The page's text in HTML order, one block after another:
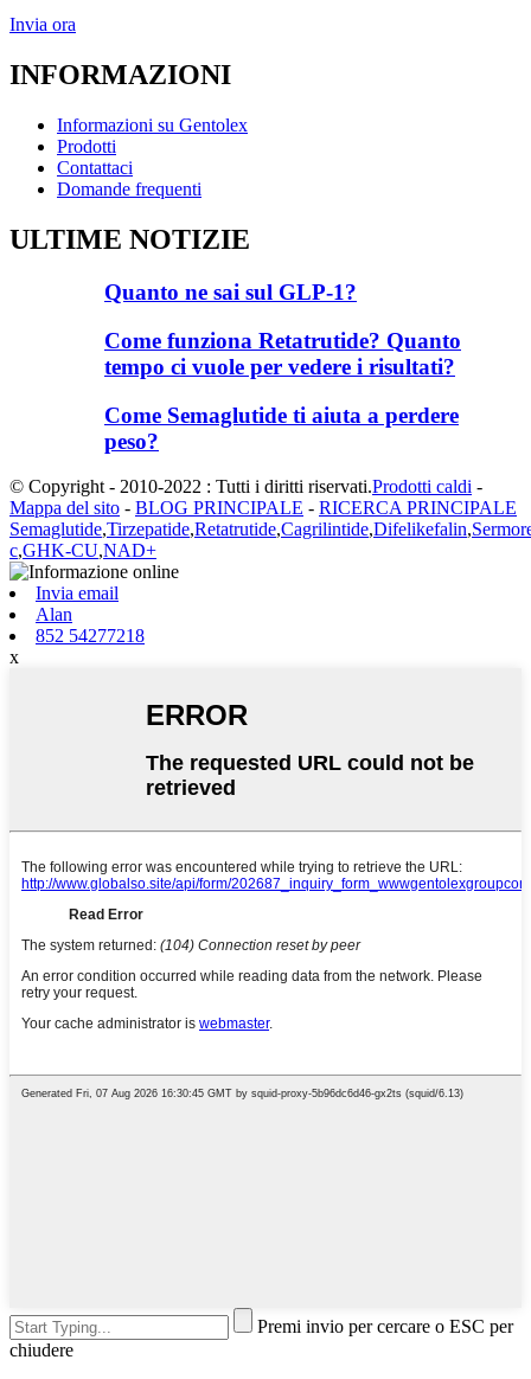
Invia ora
INFORMAZIONI
Informazioni su Gentolex
Prodotti
Contattaci
Domande frequenti
ULTIME NOTIZIE
Quanto ne sai sul GLP-1?
Come funziona Retatrutide? Quanto
tempo ci vuole per vedere i risultati?
Come Semaglutide ti aiuta a perdere
peso?
© Copyright - 2010-2022 : Tutti i diritti riservati.Prodotti caldi -
Mappa del sito - BLOG PRINCIPALE - RICERCA PRINCIPALE
Semaglutide,Tirzepatide,Retatrutide,Cagrilintide,Difelikefalin,
c,GHK-CU,NAD+
Invia email
Alan
852 54277218
x
Premi invio per cercare o ESC per
chiudere